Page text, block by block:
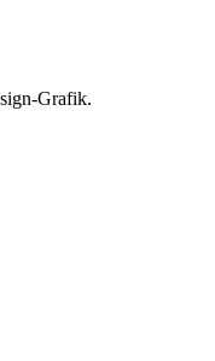
Grafik.